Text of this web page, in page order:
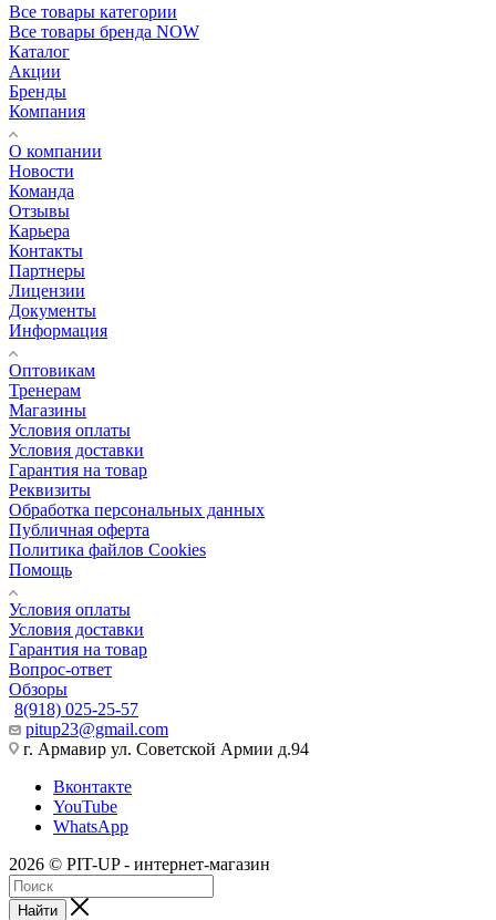
Все товары категории
Все товары бренда NOW
Каталог
Акции
Бренды
Компания
О компании
Новости
Команда
Отзывы
Карьера
Контакты
Партнеры
Лицензии
Документы
Информация
Оптовикам
Тренерам
Магазины
Условия оплаты
Условия доставки
Гарантия на товар
Реквизиты
Обработка персональных данных
Публичная оферта
Политика файлов Cookies
Помощь
Условия оплаты
Условия доставки
Гарантия на товар
Вопрос-ответ
Обзоры
8(918) 025-25-57
pitup23@gmail.com
г. Армавир ул. Советской Армии д.94
Вконтакте
YouTube
WhatsApp
2026 © PIT-UP - интернет-магазин
Найти